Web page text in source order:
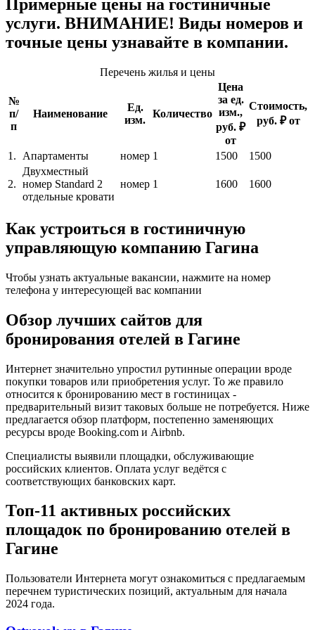
Примерные цены на гостиничные
услуги. ВНИМАНИЕ! Виды номеров и
точные цены узнавайте в компании.
Перечень жилья и цены
№
п/
п
Наименование
Ед.
изм.
Количество
Цена
за ед.
изм.,
руб. ₽
от
Стоимость,
руб. ₽ от
1. Апартаменты номер 1 1500 1500
2.
Двухместный
номер Standard 2
отдельные кровати
номер 1 1600 1600
Как устроиться в гостиничную
управляющую компанию Гагина
Чтобы узнать актуальные вакансии, нажмите на номер
телефона у интересующей вас компании
Обзор лучших сайтов для
бронирования отелей в Гагине
Интернет значительно упростил рутинные операции вроде
покупки товаров или приобретения услуг. То же правило
относится к бронированию мест в гостиницах -
предварительный визит таковых больше не потребуется. Ниже
предлагается обзор платформ, постепенно заменяющих
ресурсы вроде Booking.com и Airbnb.
Специалисты выявили площадки, обслуживающие
российских клиентов. Оплата услуг ведётся с
соответствующих банковских карт.
Топ-11 активных российских
площадок по бронированию отелей в
Гагине
Пользователи Интернета могут ознакомиться с предлагаемым
перечнем туристических позиций, актуальным для начала
2024 года.